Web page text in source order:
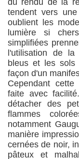
du rendu de la
tendent vers
oublient les
lumière si
simplifiées
l'utilisation de
bleus et les
façon d'un
Cependant
faite avec
détacher des
flammes
notamment
manière
cernées de noir,
pâteux et